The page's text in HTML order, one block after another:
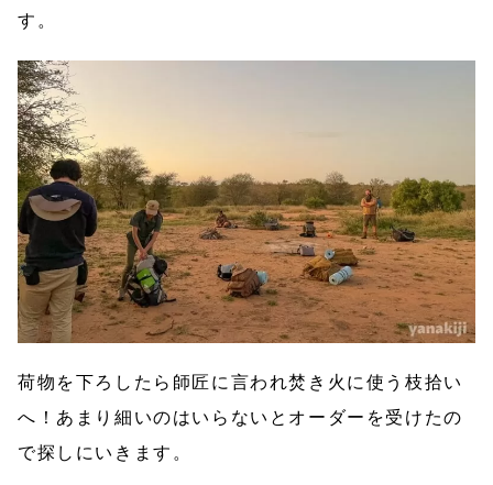
す。
荷物を下ろしたら師匠に言われ焚き火に使う枝拾い
へ！あまり細いのはいらないとオーダーを受けたの
で探しにいきます。